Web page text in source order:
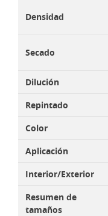
Densidad
Secado
Dilución
Repintado
Color
Aplicación
Interior/Exterior
Resumen de
tamaños